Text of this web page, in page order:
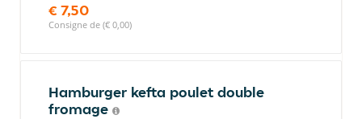
€ 7,50
Consigne de (€ 0,00)
Hamburger kefta poulet double
fromage